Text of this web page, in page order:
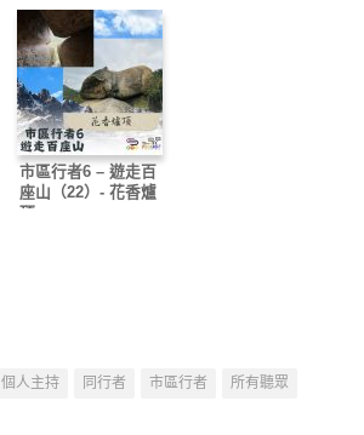
市區行者6 – 遊走百
座山（22）- 花香爐
頂
個人主持 同行者 市區行者
所有聽眾